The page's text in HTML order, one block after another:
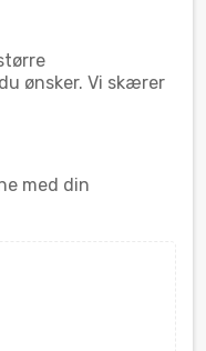
ønsker. Vi skærer
med din